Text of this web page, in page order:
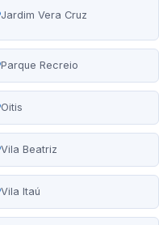
Jardim Vera Cruz
Parque Recreio
Oitis
Vila Beatriz
Vila Itaú